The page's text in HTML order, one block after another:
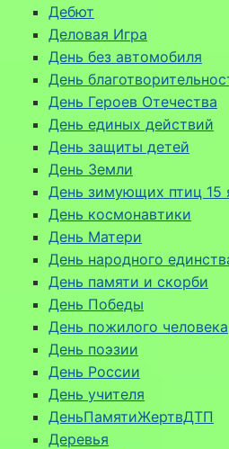
Дебют
Деловая Игра
День без автомобиля
День
День Героев Отечества
День единых действий
День защиты детей
День Земли
День зимующих птиц 15
День космонавтики
День Матери
День народного
День памяти и скорби
День Победы
День пожилого человека
День поэзии
День России
День учителя
ДеньПамятиЖертвДТП
Деревья